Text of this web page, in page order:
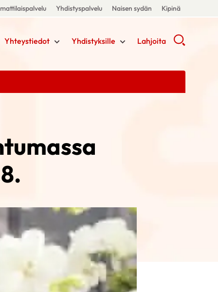
Yhdistyspalvelu Naisen sydän Kipinä
Yhteystiedot Yhdistyksille Lahjoita